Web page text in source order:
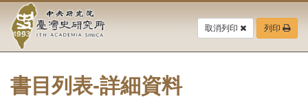
要
中
央
研
取消列印 列印
書目列表-詳細資料